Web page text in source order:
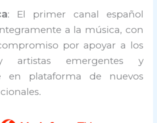
: El primer canal español
a la música, con
por apoyar a los
artistas emergentes y
en plataforma de nuevos